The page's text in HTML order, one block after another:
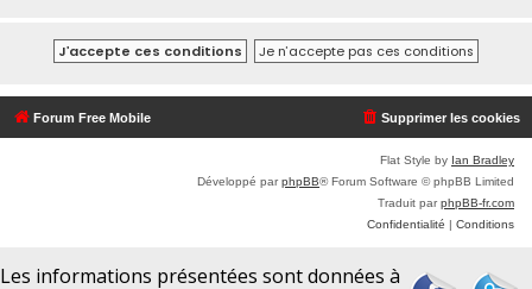
Forum Free Mobile Supprimer les cookies
Flat Style by Ian Bradley
Développé parphpBB® Forum Software © phpBB Limited
Traduit parphpBB-fr.com
Confidentialité | Conditions
Les informations présentées sont données à